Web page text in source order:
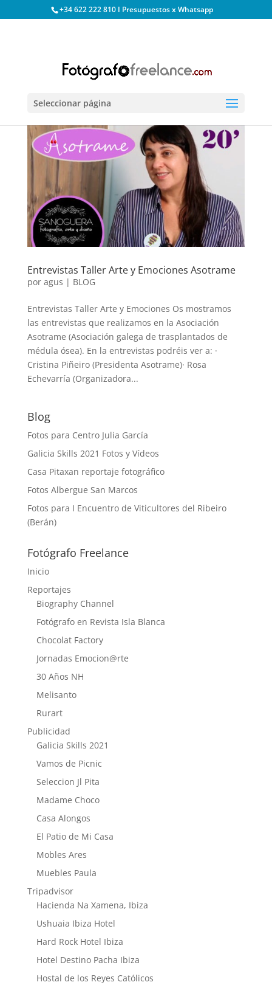
+34 622 222 810 I Presupuestos x Whatsapp
Seleccionar página
Entrevistas Taller Arte y Emociones Asotrame
por agus | BLOG
Entrevistas Taller Arte y Emociones Os mostramos
las entrevistas que realizamos en la Asociación
Asotrame (Asociación galega de trasplantados de
médula ósea). En la entrevistas podréis ver a: ·
Cristina Piñeiro (Presidenta Asotrame)· Rosa
Echevarría (Organizadora...
Blog
Fotos para Centro Julia García
Galicia Skills 2021 Fotos y Vídeos
Casa Pitaxan reportaje fotográfico
Fotos Albergue San Marcos
Fotos para I Encuentro de Viticultores del Ribeiro
(Berán)
Fotógrafo Freelance
Inicio
Reportajes
Biography Channel
Fotógrafo en Revista Isla Blanca
Chocolat Factory
Jornadas Emocion@rte
30 Años NH
Melisanto
Rurart
Publicidad
Galicia Skills 2021
Vamos de Picnic
Seleccion Jl Pita
Madame Choco
Casa Alongos
El Patio de Mi Casa
Mobles Ares
Muebles Paula
Tripadvisor
Hacienda Na Xamena, Ibiza
Ushuaia Ibiza Hotel
Hard Rock Hotel Ibiza
Hotel Destino Pacha Ibiza
Hostal de los Reyes Católicos